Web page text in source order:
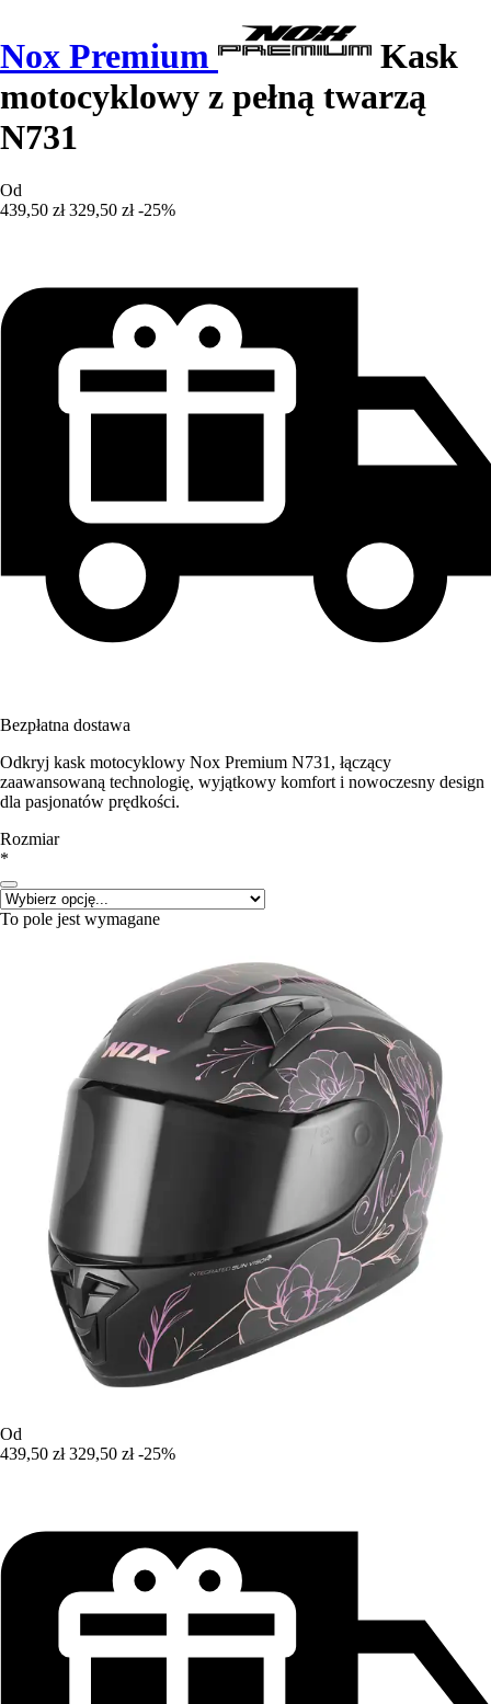
Nox Premium
Kask
motocyklowy z pełną twarzą
N731
Od
439,50 zł 329,50 zł -25%
Bezpłatna dostawa
Odkryj kask motocyklowy Nox Premium N731, łączący
zaawansowaną technologię, wyjątkowy komfort i nowoczesny design
dla pasjonatów prędkości.
Rozmiar
*
To pole jest wymagane
Od
439,50 zł 329,50 zł -25%